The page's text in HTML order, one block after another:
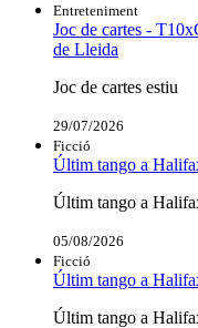
Entreteniment
Joc de cartes -
de Lleida
Joc de cartes estiu
29/07/2026
Ficció
Últim tango a
Últim tango a
05/08/2026
Ficció
Últim tango a
Últim tango a